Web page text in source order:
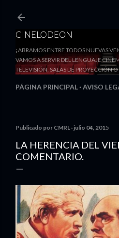
CINELODEON
¡ABRAMOS ENTRE TODOS NUEVAS
VAMOS A SERVIR DEL LENGUAJE
TELEVISIÓN, SALAS DE PROYECCIÓN
PÁGINA PRINCIPAL AVISO
Publicado por CMRL julio 04, 2015
LA HERENCIA DEL
COMENTARIO.